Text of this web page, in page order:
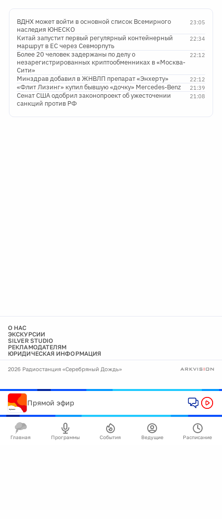
23:05
ВДНХ может войти в основной список Всемирного
наследия ЮНЕСКО
22:34
Китай запустит первый регулярный контейнерный
маршрут в ЕС через Севморпуть
22:12
Более 20 человек задержаны по делу о
незарегистрированных криптообменниках в «Москва-
Сити»
22:12
Минздрав добавил в ЖНВЛП препарат «Энхерту»
21:39
«Флит Лизинг» купил бывшую «дочку» Mercedes-Benz
21:08
Сенат США одобрил законопроект об ужесточении
санкций против РФ
О НАС
ЭКСКУРСИИ
SILVER STUDIO
РЕКЛАМОДАТЕЛЯМ
ЮРИДИЧЕСКАЯ ИНФОРМАЦИЯ
2026 Радиостанция «Серебряный Дождь»
Прямой эфир
Главная Программы События Ведущие Расписание